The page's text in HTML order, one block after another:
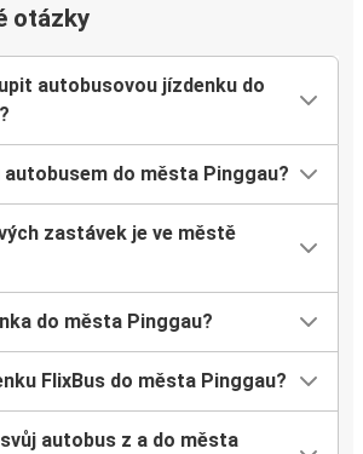
otázky
autobusovou jízdenku do
do města Pinggau?
zastávek je ve městě
do města Pinggau?
FlixBus do města Pinggau?
autobus z a do města